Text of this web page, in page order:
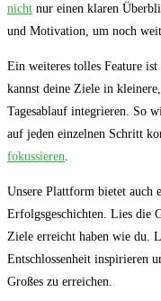
nicht nur einen klaren‍
und Motivation, um noch
Ein weiteres tolles Feature
kannst deine Ziele in
Tagesablauf integrieren. So
auf jeden einzelnen Schritt
fokussieren.
Unsere Plattform bietet ‍auch
Erfolgsgeschichten. Lies die
Ziele erreicht haben wie du.
Entschlossenheit inspirieren
Großes zu erreichen.